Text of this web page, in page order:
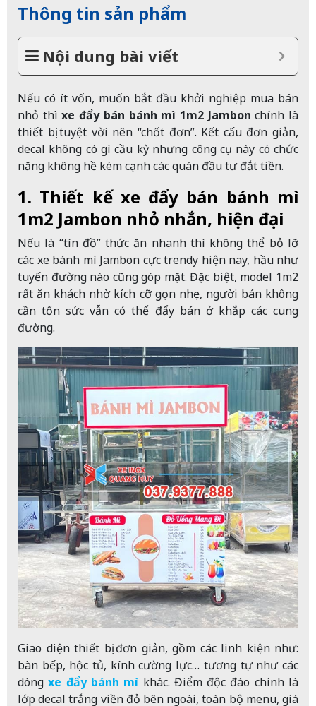
Thông tin sản phẩm
Nội dung bài viết
Nếu có ít vốn, muốn bắt đầu khởi nghiệp mua bán
nhỏ thìxe đẩy bán bánh mì 1m2 Jambonchính là
thiết bị tuyệt vời nên “chốt đơn”. Kết cấu đơn giản,
decal không có gì cầu kỳ nhưng công cụ này có chức
năng không hề kém cạnh các quán đầu tư đắt tiền.
1. Thiết kế xe đẩy bán bánh mì
1m2 Jambon nhỏ nhắn, hiện đại
Nếu là “tín đồ” thức ăn nhanh thì không thể bỏ lỡ
các xe bánh mì Jambon cực trendy hiện nay, hầu như
tuyến đường nào cũng góp mặt. Đặc biệt, model 1m2
rất ăn khách nhờ kích cỡ gọn nhẹ, người bán không
cần tốn sức vẫn có thể đẩy bán ở khắp các cung
đường.
Giao diện thiết bị đơn giản, gồm các linh kiện như:
bàn bếp, hộc tủ, kính cường lực… tương tự như các
dòngxe đẩy bánh mì khác. Điểm độc đáo chính là
lớp decal trắng viền đỏ bên ngoài, toàn bộ menu, giá